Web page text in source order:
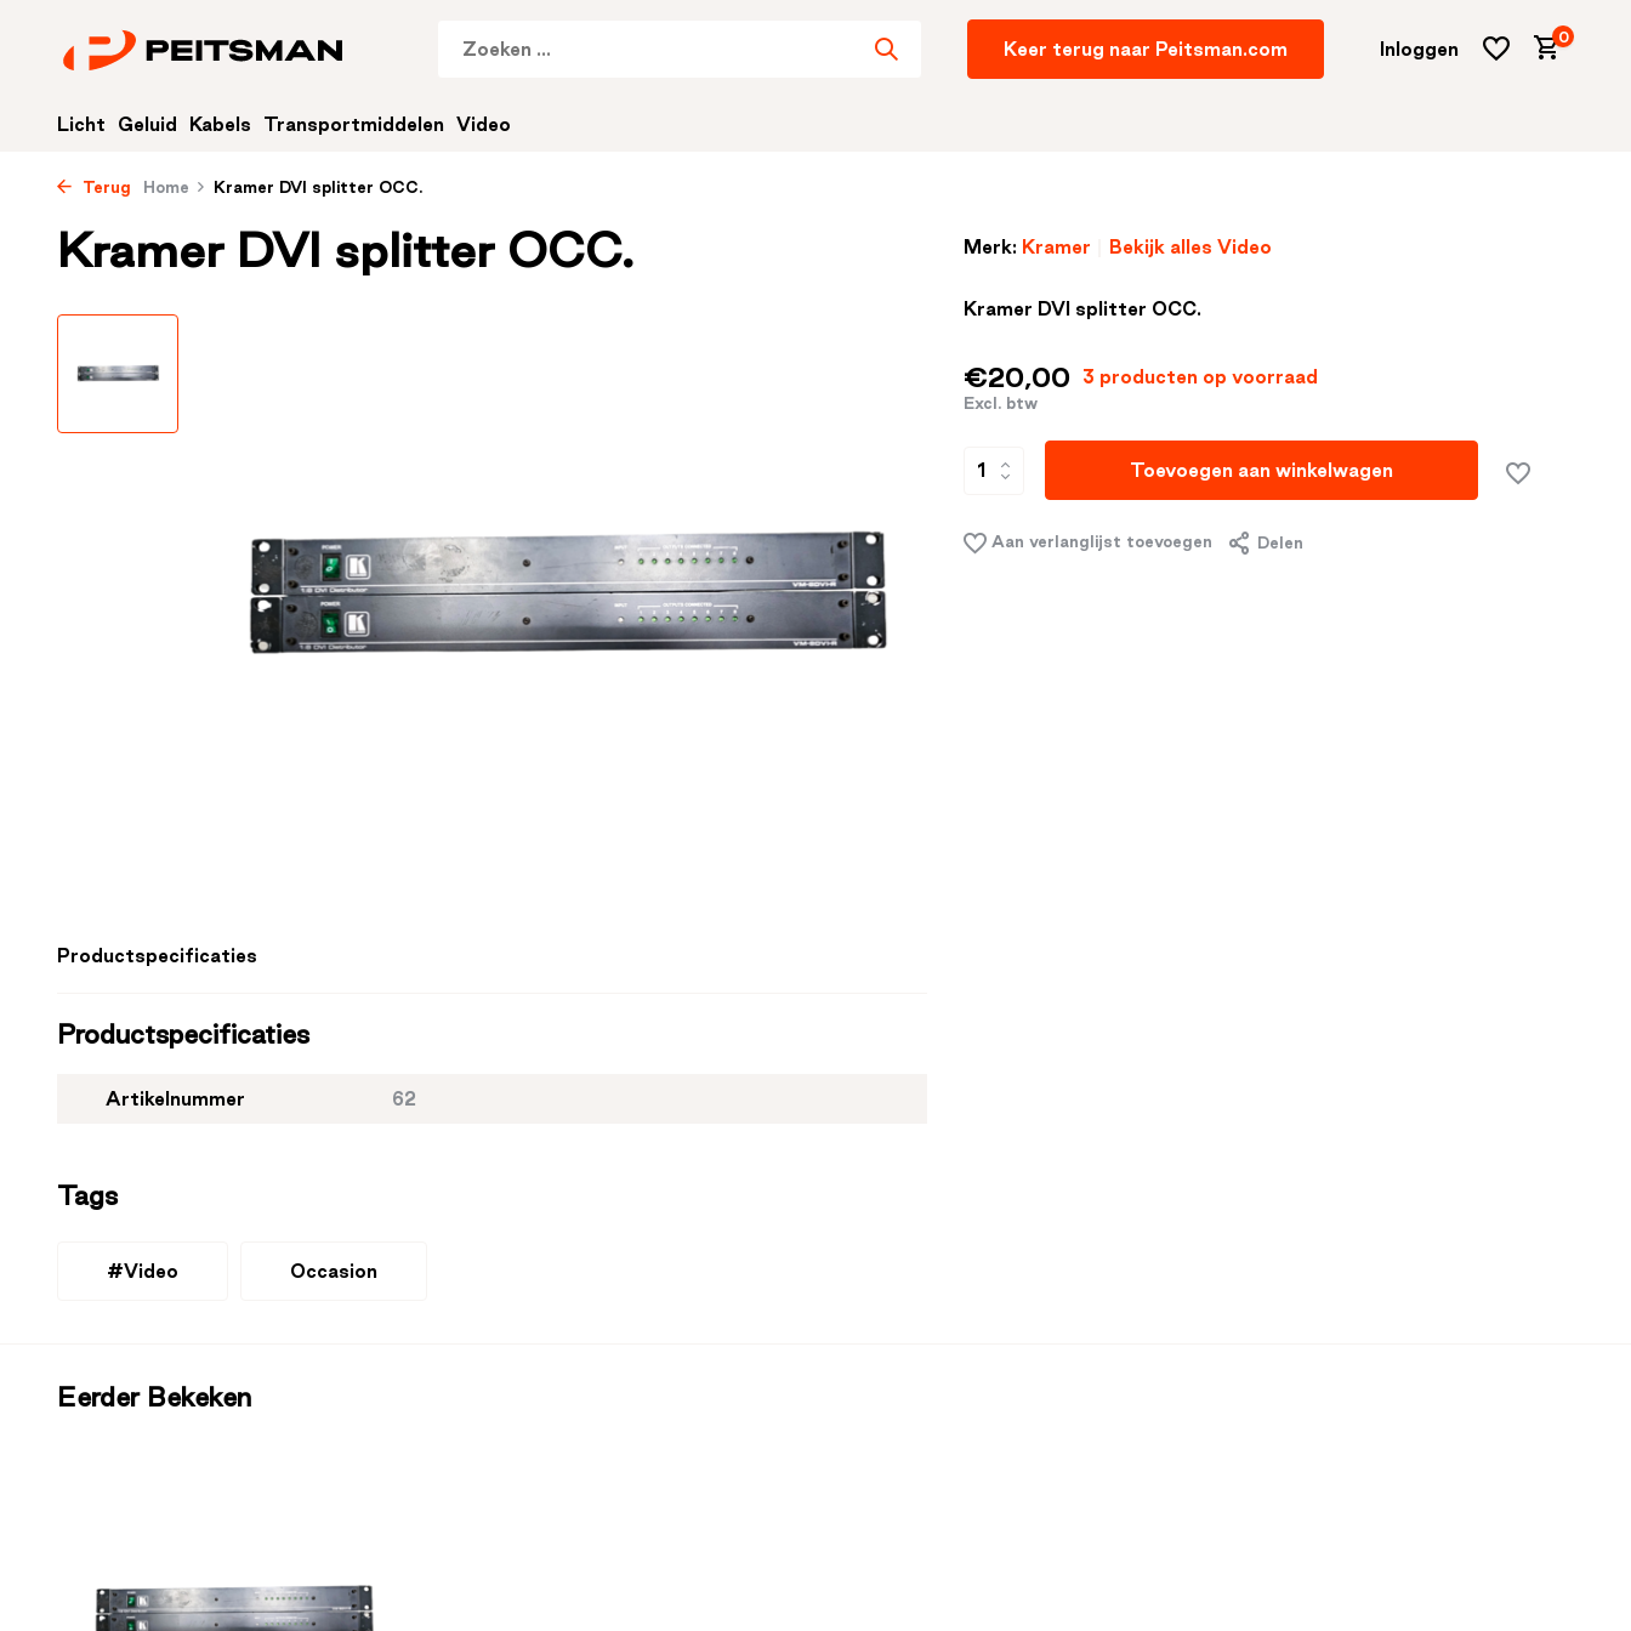
Keer terug naar Peitsman.com Inloggen
0
Licht Geluid Kabels Transportmiddelen Video
Terug Home Kramer DVI splitter OCC.
Kramer DVI splitter OCC.
Productspecificaties
Productspecificaties
Artikelnummer 62
Merk: Kramer Bekijk alles Video
Kramer DVI splitter OCC.
€20,00 3 producten op voorraad
Excl. btw
Toevoegen aan winkelwagen
Aan verlanglijst toevoegen Delen
Tags
#Video Occasion
Eerder Bekeken